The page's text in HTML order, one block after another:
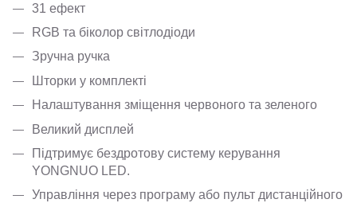
31 ефект
RGB та біколор світлодіоди
Зручна ручка
Шторки у комплекті
Налаштування зміщення червоного та зеленого
Великий дисплей
Підтримує бездротову систему керування
YONGNUO LED.
Управління через програму або пульт дистанційного